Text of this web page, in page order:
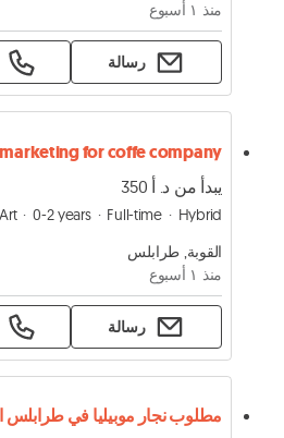
منذ ١ أسبوع
رسالة
marketing for coffe company
يبدأ من د. أ 350
0-2 years Full-time
Hybrid
القوبة, طرابلس
منذ ١ أسبوع
رسالة
مطلوب نجار موبيليا في طرابلس